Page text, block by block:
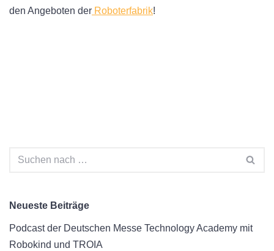
den Angeboten der Roboterfabrik!
Neueste Beiträge
Podcast der Deutschen Messe Technology Academy mit
Robokind und TROIA